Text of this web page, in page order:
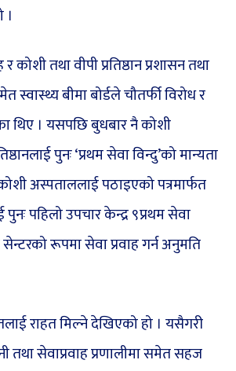
।
कोशी तथा वीपी प्रतिष्ठान प्रशासन तथा
बीमा बोर्डले चौतर्फी विरोध र
थिए । यसपछि बुधबार नै कोशी
पुनः ‘प्रथम सेवा विन्दु’को मान्यता
अस्पताललाई पठाइएको पत्रमार्फत
पहिलो उपचार केन्द्र ९प्रथम सेवा
रूपमा सेवा प्रवाह गर्न अनुमति
राहत मिल्ने देखिएको हो । यसैगरी
तथा सेवाप्रवाह प्रणालीमा समेत सहज